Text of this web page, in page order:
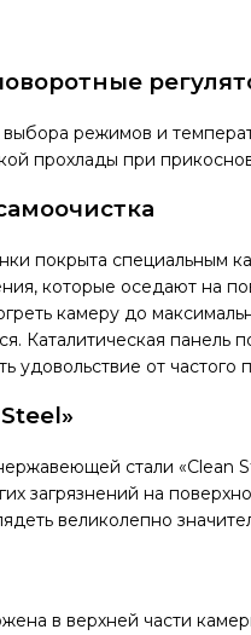
режимов и
прохлады при
покрыта специальным
которые оседают на
камеру до
Каталитическая
удовольствие от частого
стали «Clean
загрязнений на
великолепно
в верхней части